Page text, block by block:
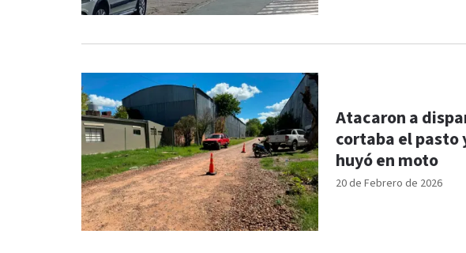
20 de Febrero de 2026
Atacaron a
cortaba el pasto
huyó en moto